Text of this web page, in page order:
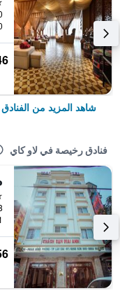
1.0
شاهد المزيد من الفنادق
فنادق رخيصة في لاو كاي
2